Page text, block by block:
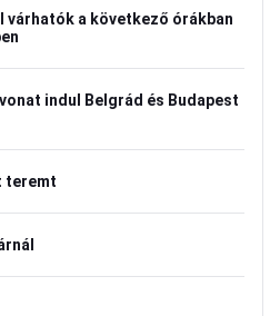
várhatók a következő órákban
indul Belgrád és Budapest
teremt